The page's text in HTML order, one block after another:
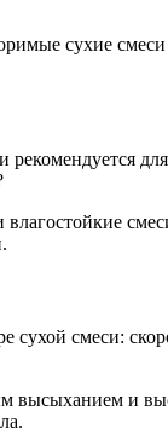
сухие
рекомендуется
сухой смеси:
высыханием и